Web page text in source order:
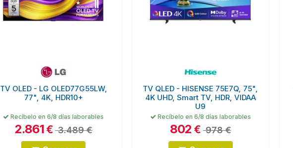
TV OLED - LG OLED77G55LW,
77", 4K, HDR10+
Recíbelo en 6/8 días laborables
2.861 € 3.489 €
TV QLED - HISENSE 75E7Q, 75",
4K UHD, Smart TV, HDR, VIDAA
U9
Recíbelo en 6/8 días laborables
802 € 978 €